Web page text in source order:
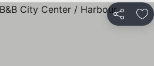
Teilen